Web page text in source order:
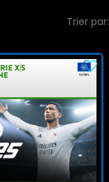
Trier par: